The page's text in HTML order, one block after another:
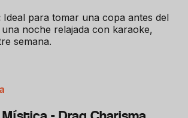
Ideal para tomar una copa antes del
noche relajada con karaoke,
semana.